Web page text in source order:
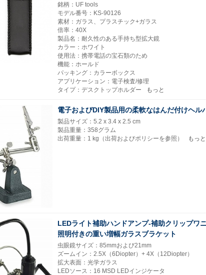
銘柄：UF tools
モデル番号：KS-90126
素材：ガラス、プラスチック+ガラス
倍率：40X
製品名：耐久性のある手持ち型拡大鏡
カラー：ホワイト
使用法：携帯電話の宝石類のため
機能：ホールド
パッキング：カラーボックス
アプリケーション：電子検査/修理
タイプ：デスクトップホルダー
もっと
電子およびDIY製品用の柔軟なはんだ付けヘル
製品サイズ：5.2 x 3.4 x 2.5 cm
製品重量：358グラム
出荷重量：1 kg（出荷およびポリシーを参照）
もっと
LEDライト補助ハンドアンプ-補助クリップワ
照明付きの重い増幅ガラスブラケット
虫眼鏡サイズ：85mmおよび21mm
ズームイン：2.5X（6Diopter）+ 4X（12Diopter）
拡大表面：光学ガラス
LEDソース：16 MSD LEDインジケータ